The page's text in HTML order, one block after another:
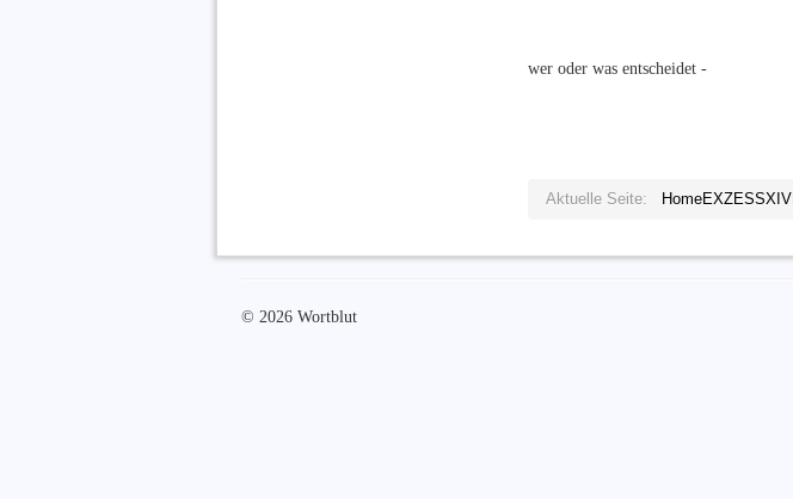
wer oder was entscheidet -
Aktuelle Seite: HomeEXZESSXIV
© 2026 Wortblut